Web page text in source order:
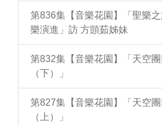
第836集【音樂花園】「聖樂
樂演進」訪 方顗茹姊妹
第832集【音樂花園】「天空
（下）」
第827集【音樂花園】「天空
（上）」